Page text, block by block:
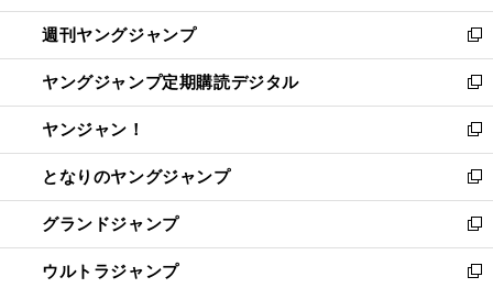
開
く
ウ
で
開
く
ン
ド
ウ
で
開
く
ウ
ィ
ン
ド
ウ
で
開
く
週刊ヤングジャンプ
新
し
い
ウ
ィ
ン
ド
ウ
で
開
く
ヤングジャンプ定期購読デジタル
新
し
い
ウ
ィ
ン
ド
ウ
で
ヤンジャン！
新
し
い
ウ
ィ
ン
ド
となりのヤングジャンプ
新
し
い
ウ
ィ
グランドジャンプ
新
し
い
ウルトラジャンプ
新